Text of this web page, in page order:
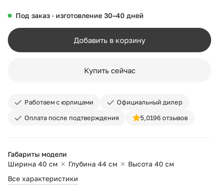
Под заказ · изготовление 30–40 дней
Добавить в корзину
Купить сейчас
Работаем с юрлицами
Официальный дилер
Оплата после подтверждения
5,0196 отзывов
Габариты модели
Ширина 40 см
Глубина 44 см
Высота 40 см
Все характеристики